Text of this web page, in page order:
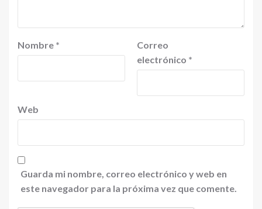
Nombre *
Correo
electrónico *
Web
Guarda mi nombre, correo electrónico y web en
este navegador para la próxima vez que comente.